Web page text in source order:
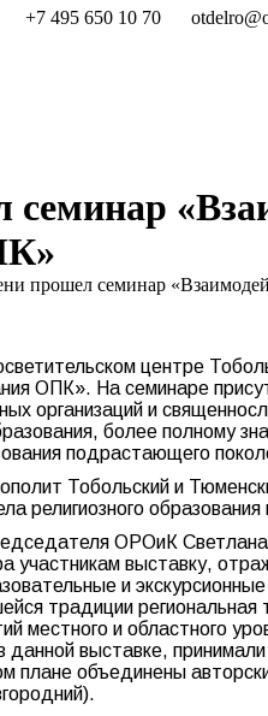
+7 495 650 10 70
прошел семинар
центре
ОПК». На семинаре
организаций и
более полному
подрастающего
Тобольский и
религиозного
ОРОиК
участникам выставку,
и
традиции
местного и областного
выставке,
плане объединены